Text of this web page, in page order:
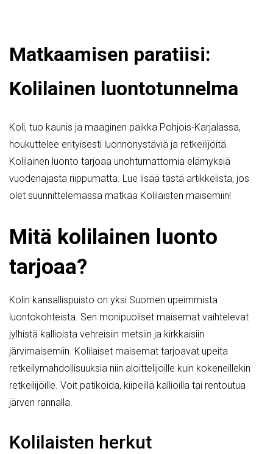
Matkaamisen paratiisi:
Kolilainen luontotunnelma
Koli, tuo kaunis ja maaginen paikka Pohjois-Karjalassa,
houkuttelee erityisesti luonnonystäviä ja retkeilijöitä.
Kolilainen luonto tarjoaa unohtumattomia elämyksiä
vuodenajasta riippumatta. Lue lisää tästä artikkelista, jos
olet suunnittelemassa matkaa Kolilaisten maisemiin!
Mitä kolilainen luonto
tarjoaa?
Kolin kansallispuisto on yksi Suomen upeimmista
luontokohteista. Sen monipuoliset maisemat vaihtelevat
jylhistä kallioista vehreisiin metsiin ja kirkkaisiin
järvimaisemiin. Kolilaiset maisemat tarjoavat upeita
retkeilymahdollisuuksia niin aloittelijoille kuin kokeneillekin
retkeilijöille. Voit patikoida, kiipeillä kallioilla tai rentoutua
järven rannalla.
Kolilaisten herkut